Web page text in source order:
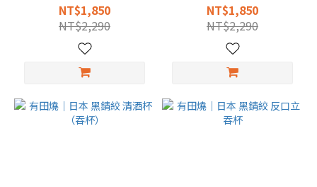
NT$1,850
NT$2,290
NT$1,850
NT$2,290